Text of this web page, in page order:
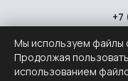
© 2008 –
+7
Мы используем файлы
Продолжая
использованием